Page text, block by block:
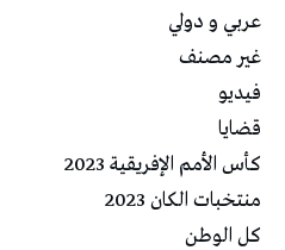
عربي و دولي
غير مصنف
فيديو
قضايا
كأس الأمم الإفريقية 2023
منتخبات الكان 2023
كل الوطن